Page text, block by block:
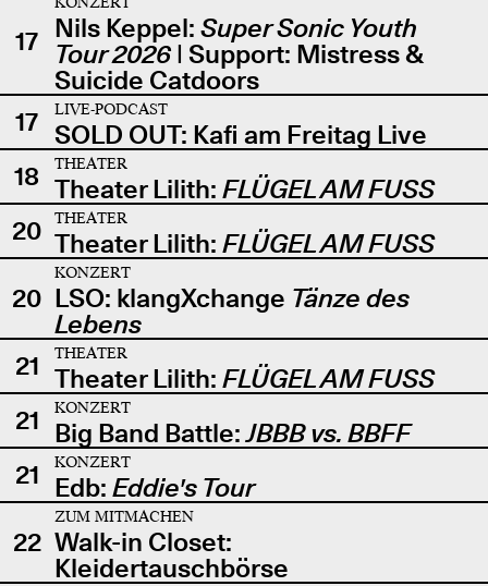
17 Nils Keppel: Super Sonic Youth
Tour 2026| Support: Mistress &
Suicide Catdoors
17
LIVE-PODCAST
SOLD OUT: Kafi am Freitag Live
18
THEATER
Theater Lilith: FLÜGEL AM FUSS
20
THEATER
Theater Lilith: FLÜGEL AM FUSS
20
KONZERT
LSO: klangXchange Tänze des
Lebens
21
THEATER
Theater Lilith: FLÜGEL AM FUSS
21
KONZERT
Big Band Battle:JBBB vs. BBFF
21
KONZERT
Edb: Eddie's Tour
22
ZUM MITMACHEN
Walk-in Closet:
Kleidertauschbörse